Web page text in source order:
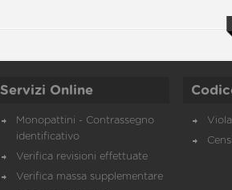
Servizi Online
Monopattini - Contrassegno
identificativo
Verifica revisioni effettuate
Verifica massa supplementare